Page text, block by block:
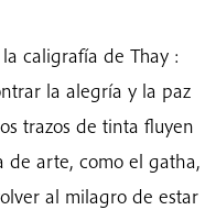
caligrafía de Thay :
la alegría y la paz
trazos de tinta fluyen
de arte, como el gatha,
al milagro de estar